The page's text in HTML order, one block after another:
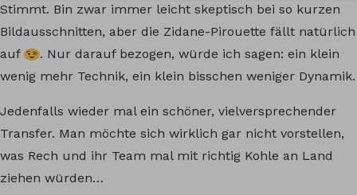
Stimmt. Bin zwar immer leicht skeptisch bei so kurzen
Bildausschnitten, aber die Zidane-Pirouette fällt natürlich
auf
. Nur darauf bezogen, würde ich sagen: ein klein
wenig mehr Technik, ein klein bisschen weniger Dynamik.
Jedenfalls wieder mal ein schöner, vielversprechender
Transfer. Man möchte sich wirklich gar nicht vorstellen,
was Rech und ihr Team mal mit richtig Kohle an Land
ziehen würden…